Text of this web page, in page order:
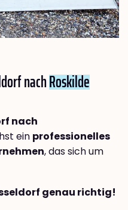
nachRoskilde
nach
ein professionelles
, das sich um
genau richtig!